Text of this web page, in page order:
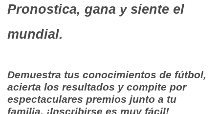
Pronostica, gana ysiente el
mundial.
Demuestra tus conocimientos de fútbol,
acierta los resultados y compite por
espectaculares premios junto a tu
familia. ¡Inscribirse es muy fácil!